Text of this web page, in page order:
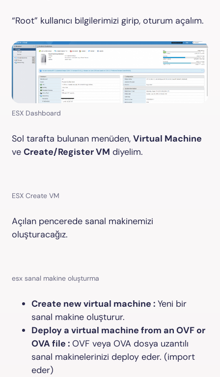
“Root” kullanıcı bilgilerimizi girip, oturum açalım.
ESX Dashboard
Sol tarafta bulunan menüden, Virtual Machine
ve Create/Register VM diyelim.
ESX Create VM
Açılan pencerede sanal makinemizi
oluşturacağız.
esx sanal makine oluşturma
Create new virtual machine : Yeni bir
sanal makine oluşturur.
Deploy a virtual machine from an OVF or
OVA file : OVF veya OVA dosya uzantılı
sanal makinelerinizi deploy eder. (import
eder)